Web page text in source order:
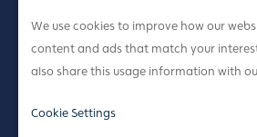
Thai Paper. Co.,Ltd.
1 Siam Cement Rd.,
Bangsue, Bangkok 10800,
We use cookies to improve how our
content and ads that match your
also share this usage information with
Cookie Settings